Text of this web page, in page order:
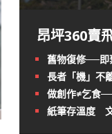
昂坪360賣
舊物復修──即
長者「機」不
做創作≠乞食
紙筆存溫度